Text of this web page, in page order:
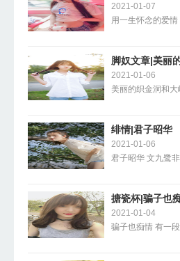
2021-01-07
用一生怀念的爱
脚奴文章|美丽
2021-01-06
美丽的织金洞和
绯情|君子昭华
2021-01-06
君子昭华 文九鹭
搪瓷杯|骗子也
2021-01-04
骗子也痴情 有一